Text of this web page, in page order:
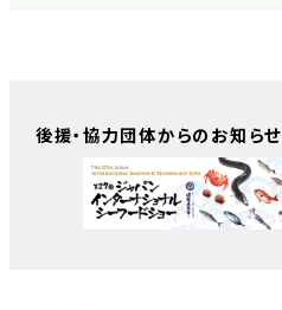
後援・協力団体からのお知らせ